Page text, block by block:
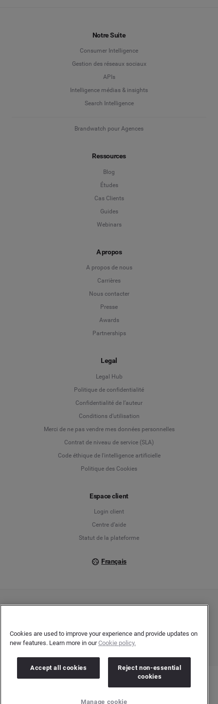
Notre Suite
Consumer Intelligence
Gestion des réseaux sociaux
APIs
Intelligence médias & insights
Search Intelligence
Brandwatch pour Agences
Ressources
Blog
Études
Cas Clients
Guides
Webinars
A propos
A propos de nous
Carrières
Nous contacter
Presse
Awards
Partnerships
Legal
Legal Hub
Politique de confidentialité
Confidentialité de l’auteur
Conditions d’utilisation
Merci de ne pas vendre mes données personnelles
Contrat de niveau de service (SLA)
Code éthique de l'intelligence artificielle
Politique des Cookies
Espace client
Login client
Centre d’aide
Statut de la plateforme
Français
English
Español
Cookies are used to improve your experience and provide updates on
new features. Learn more in ourCookie policy.
Accept all cookies
Reject non-essential
cookies
Manage cookie